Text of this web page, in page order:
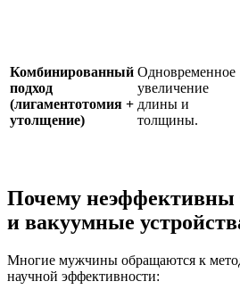
Комбинированный
подход
(лигаментотомия +
утолщение)
Одновременное
увеличение
длины и
толщины.
Почему неэффективны
и вакуумные
Многие мужчины обращаются к
научной эффективности: